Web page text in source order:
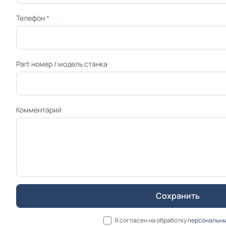
Телефон*
Part номер / модель станка
Комментарий
Я согласен на обработку